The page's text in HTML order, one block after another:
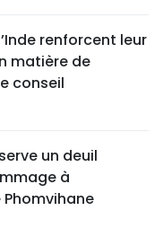
renforcent leur
matière de
conseil
un deuil
à